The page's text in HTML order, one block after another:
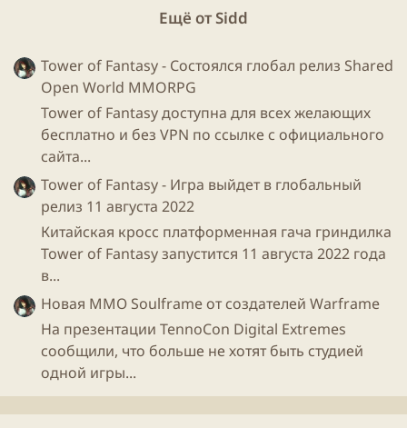
Ещё от Sidd
Tower of Fantasy - Состоялся глобал релиз Shared
Open World MMORPG
Tower of Fantasy доступна для всех желающих
бесплатно и без VPN по ссылке с официального
сайта...
Tower of Fantasy - Игра выйдет в глобальный
релиз 11 августа 2022
Китайская кросс платформенная гача гриндилка
Tower of Fantasy запустится 11 августа 2022 года
в...
Новая ММО Soulframe от создателей Warframe
На презентации TennoCon Digital Extremes
сообщили, что больше не хотят быть студией
одной игры...